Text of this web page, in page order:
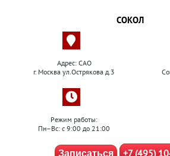
СОКОЛ
Адрес: САО
г. Москва ул.Острякова д.3
Режим работы:
Пн–Вс: с 9:00 до 21:00
Записаться +7 (495)